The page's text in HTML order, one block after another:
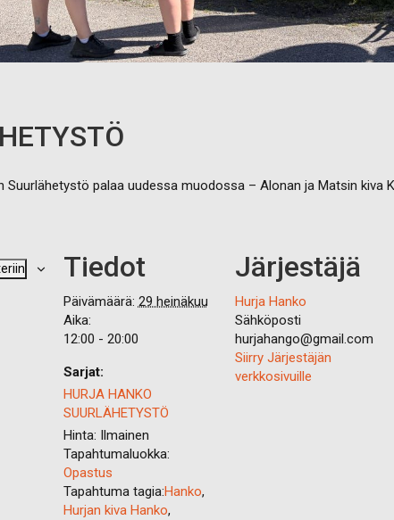
Suurlähetystö palaa uudessa muodossa – Alonan ja Matsin kiva
Tiedot
Päivämäärä: 29 heinäkuu
Aika:
12:00 - 20:00
Sarjat:
HURJA HANKO
SUURLÄHETYSTÖ
Hinta: Ilmainen
Tapahtumaluokka:
Opastus
Tapahtuma tagia:Hanko,
Hurjan kiva Hanko,
Järjestäjä
Hurja Hanko
Sähköposti
hurjahango@gmail.com
Siirry Järjestäjän
verkkosivuille